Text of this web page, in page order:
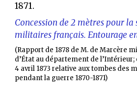
1871.
Concession de 2 mètres pour la
militaires français. Entourage
(Rapport de 1878 de M. de Marcère
d’État au département de
4 avril 1873 relative aux tombes des
pendant la guerre 1870-1871)